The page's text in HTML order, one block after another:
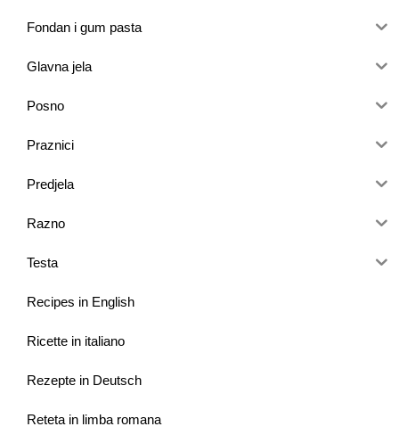
Fondan i gum pasta
Glavna jela
Posno
Praznici
Predjela
Razno
Testa
Recipes in English
Ricette in italiano
Rezepte in Deutsch
Reteta in limba romana